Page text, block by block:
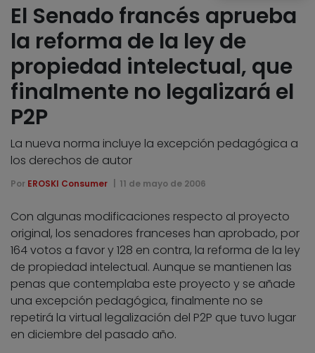
El Senado francés aprueba
la reforma de la ley de
propiedad intelectual, que
finalmente no legalizará el
P2P
La nueva norma incluye la excepción pedagógica a
los derechos de autor
Por EROSKI Consumer 11 de mayo de 2006
Con algunas modificaciones respecto al proyecto
original, los senadores franceses han aprobado, por
164 votos a favor y 128 en contra, la reforma de la ley
de propiedad intelectual. Aunque se mantienen las
penas que contemplaba este proyecto y se añade
una excepción pedagógica, finalmente no se
repetirá la virtual legalización del P2P que tuvo lugar
en diciembre del pasado año.